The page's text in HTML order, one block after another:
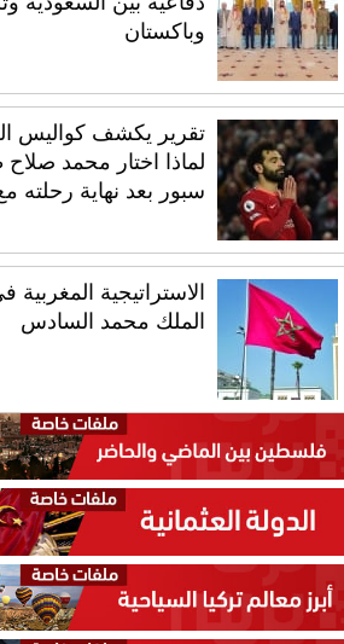
وباكستان
تقرير يكشف كواليس
لماذا اختار محمد
سبور بعد نهاية رحلته
الاستراتيجية المغربية
الملك محمد السادس